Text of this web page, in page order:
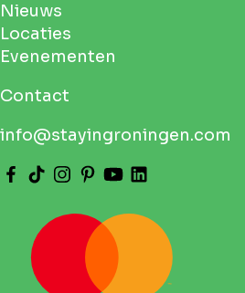
Nieuws
Locaties
Evenementen
Contact
info@stayingroningen.com